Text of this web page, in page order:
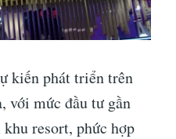
kiến phát triển trên
với mức đầu tư gần
resort, phức hợp